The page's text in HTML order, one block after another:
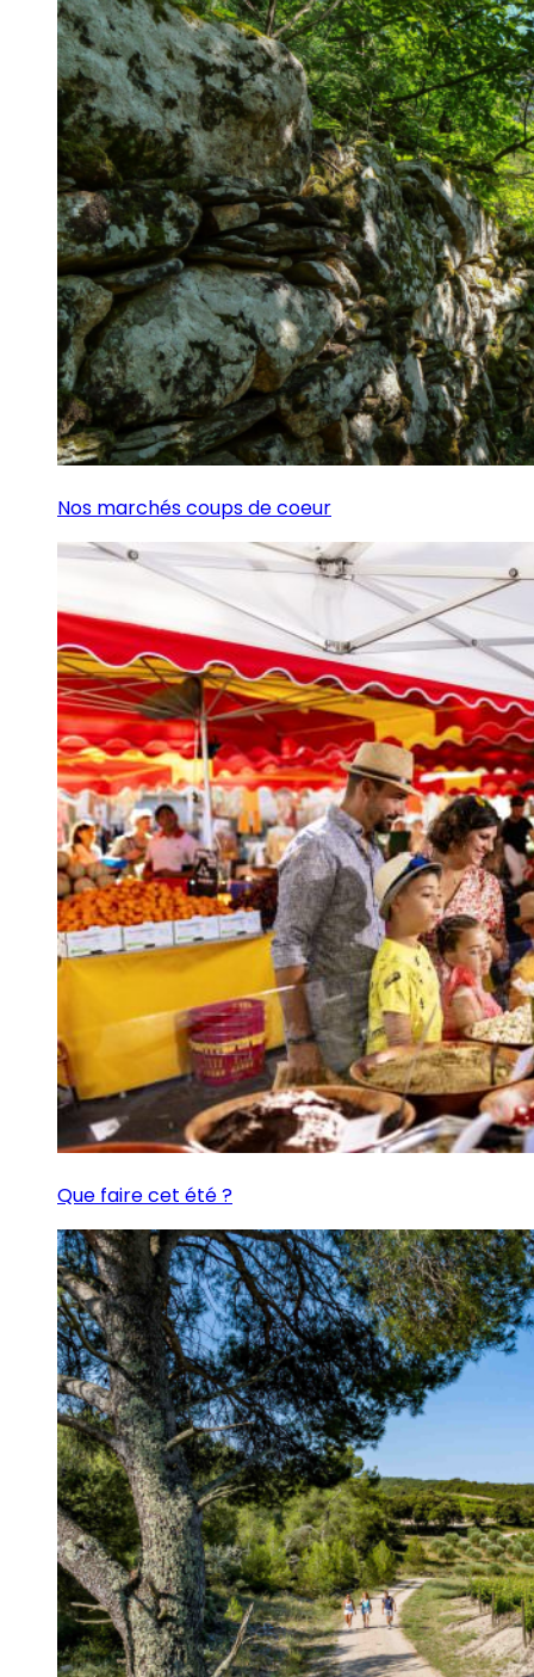
Nos marchés coups de coeur
Que faire cet été ?